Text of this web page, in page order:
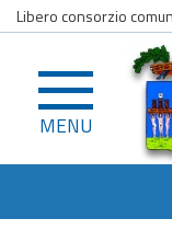
Libero consorzio
MENU